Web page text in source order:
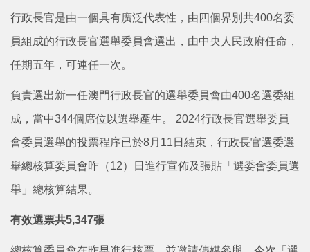
行政長官是由一個具有廣泛代表性，由四個界別共400名委
員組成的行政長官選舉委員會選出，由中央人民政府任命，
任期五年，可連任一次。
負責選出新一任澳門行政長官的選舉委員會由400名選委組
成，當中344個席位以選舉產生。 2024行政長官選舉委員
會委員選舉的投票程序已於8月11日結束，行政長官選委選
舉總核算委員會昨（12）日進行宣佈及張貼「選委會委員選
舉」總核算結果。
有效選票共5,347張